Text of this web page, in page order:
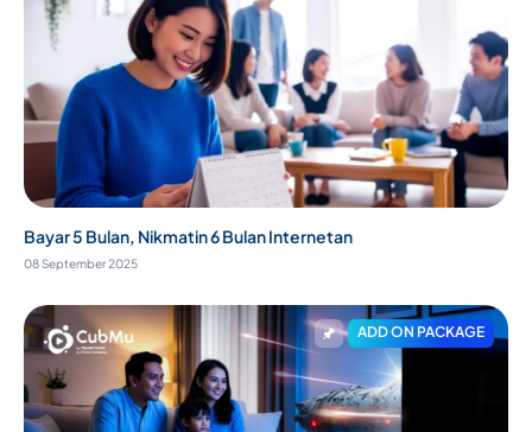
Bayar 5 Bulan, Nikmatin 6 Bulan Internetan
08 September 2025
ADD ON PACKAGE